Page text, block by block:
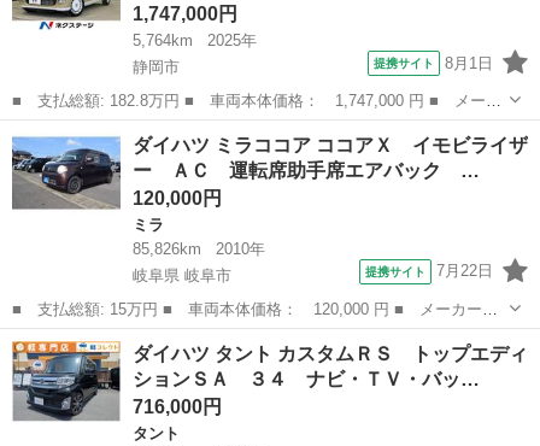
1,747,000円
5,764km
2025年
静岡市
提携サイト 8月1日
■ 支払総額: 182.8万円 ■ 車両本体価格： 1,747,000 円 ■ メーカ
ー名： ダイハツ ■ 車種名： ムーヴキャンバス ■ グレード
名： ストライプスＧ 両側電動ドア 純正ナビ 全周囲カメラ ス
マートアシス...
静岡 静岡市 ダイハツ
ダイハツ ミラココア ココアＸ イモビライザ
ー ＡＣ 運転席助手席エアバック …
120,000円
ミラ
85,826km
2010年
岐阜県 岐阜市
提携サイト 7月22日
■ 支払総額: 15万円 ■ 車両本体価格： 120,000 円 ■ メーカー
名： ダイハツ ■ 車種名： ミラココア ■ グレード名： ココア
Ｘ イモビライザー ＡＣ 運転席助手席エアバック 安全ボディ
スマートキー Ｐ...
岐阜 岐阜市 ミラ
ダイハツ タント カスタムＲＳ トップエディ
ションＳＡ ３４ ナビ・ＴＶ・バッ…
716,000円
タント